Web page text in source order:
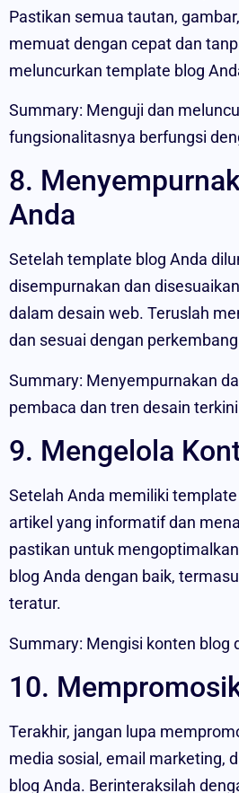
Pastikan semua tautan,
memuat dengan cepat dan
meluncurkan template blog
Summary: Menguji dan
fungsionalitasnya berfungsi
8.
Anda
Setelah template blog Anda
disempurnakan dan
dalam desain web. Teruslah
dan sesuai dengan
Summary: Menyempurnakan
pembaca dan tren desain
9. Mengelola
Setelah Anda memiliki
artikel yang informatif dan
pastikan untuk
blog Anda dengan baik,
teratur.
Summary: Mengisi konten blog
10.
Terakhir, jangan lupa
media sosial, email marketing,
blog Anda. Berinteraksilah